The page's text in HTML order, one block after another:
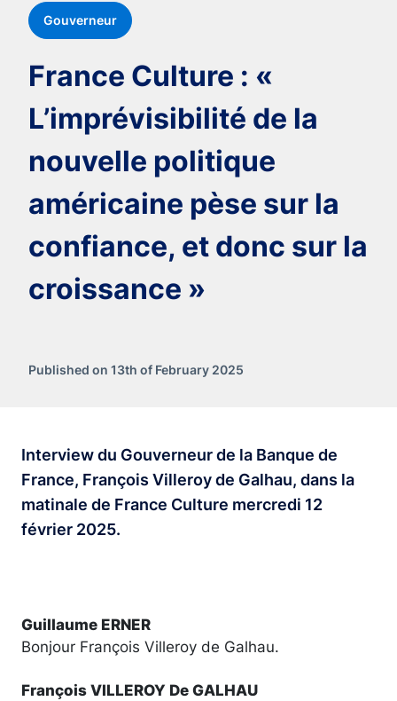
Gouverneur
France Culture : «
L’imprévisibilité de la
nouvelle politique
américaine pèse sur la
confiance, et donc sur la
croissance »
Published on 13th of February 2025
Interview du Gouverneur de la Banque de
France, François Villeroy de Galhau, dans la
matinale de France Culture mercredi 12
février 2025.
Guillaume ERNER
Bonjour François Villeroy de Galhau.
François VILLEROY De GALHAU